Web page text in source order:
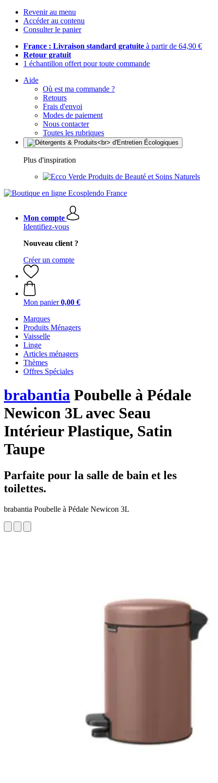
Revenir au menu
Accéder au contenu
Consulter le panier
France : Livraison standard gratuite à partir de 64,90 €
Retour gratuit
1 échantillon offert pour toute commande
Aide
Où est ma commande ?
Retours
Frais d'envoi
Modes de paiement
Nous contacter
Toutes les rubriques
Plus d'inspiration
Produits de Beauté et Soins Naturels
Mon compte
Identifiez-vous
Nouveau client ?
Créer un compte
Mon panier 0,00 €
Marques
Produits Ménagers
Vaisselle
Linge
Articles ménagers
Thèmes
Offres Spéciales
brabantia Poubelle à Pédale
Newicon 3L avec Seau
Intérieur Plastique, Satin
Taupe
Parfaite pour la salle de bain et les
toilettes.
brabantia Poubelle à Pédale Newicon 3L